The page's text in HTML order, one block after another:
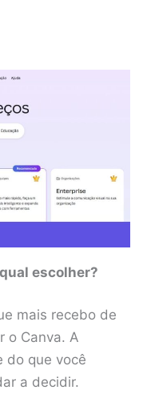
escolher?
mais recebo de
o Canva. A
do que você
a decidir.